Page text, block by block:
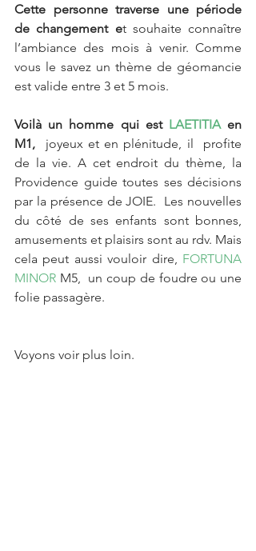
Cette personne traverse une période
de changement et souhaite connaître
l’ambiance des mois à venir. Comme
vous le savez un thème de géomancie
est valide entre 3 et 5 mois.
Voilà un homme qui est LAETITIA en
M1,
joyeux et en plénitude, il  profite
de la vie. A cet endroit du thème, la
Providence guide toutes ses décisions
par la présence de JOIE.  Les nouvelles
du côté de ses enfants sont bonnes,
amusements et plaisirs sont au rdv. Mais
cela peut aussi vouloir dire, FORTUNA
MINOR M5,  un coup de foudre ou une
folie passagère.
Voyons voir plus loin.